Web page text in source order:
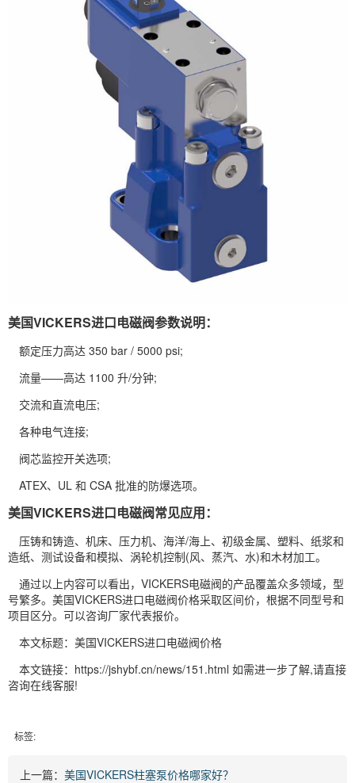
美国VICKERS进口电磁阀参数说明：
额定压力高达 350 bar / 5000 psi;
流量——高达 1100 升/分钟;
交流和直流电压;
各种电气连接;
阀芯监控开关选项;
ATEX、UL 和 CSA 批准的防爆选项。
美国VICKERS进口电磁阀常见应用：
压铸和铸造、机床、压力机、海洋/海上、初级金属、塑料、纸浆和
造纸、测试设备和模拟、涡轮机控制(风、蒸汽、水)和木材加工。
通过以上内容可以看出，VICKERS电磁阀的产品覆盖众多领域，型
号繁多。美国VICKERS进口电磁阀价格采取区间价，根据不同型号和
项目区分。可以咨询厂家代表报价。
本文标题：美国VICKERS进口电磁阀价格
本文链接：https://jshybf.cn/news/151.html 如需进一步了解,请直接
咨询在线客服!
标签:
上一篇： 美国VICKERS柱塞泵价格哪家好？